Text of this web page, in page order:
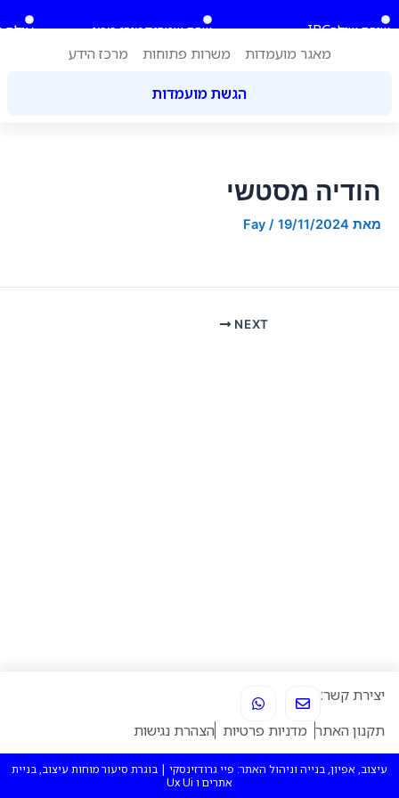
לתוכן
שירה שילרIPC שרה שטריתמירי ממן
אילה
מאגר מועמדות
משרות פתוחות מרכז הידע
הגשת מועמדות
הודיה מסטשי
מאת Fay / 19/11/2024
navigation
NEXT
יצירת קשר:
n
e
l
o
p
h
t
s
a
p
תקנון האתר מדניות פרטיות הצהרת נגישות
עיצוב, אפיון, בנייה וניהול האתר: פיי גרודזינסקי | בוגרת סיעור מוחות עיצוב, בניית
אתרים ו Ux Ui